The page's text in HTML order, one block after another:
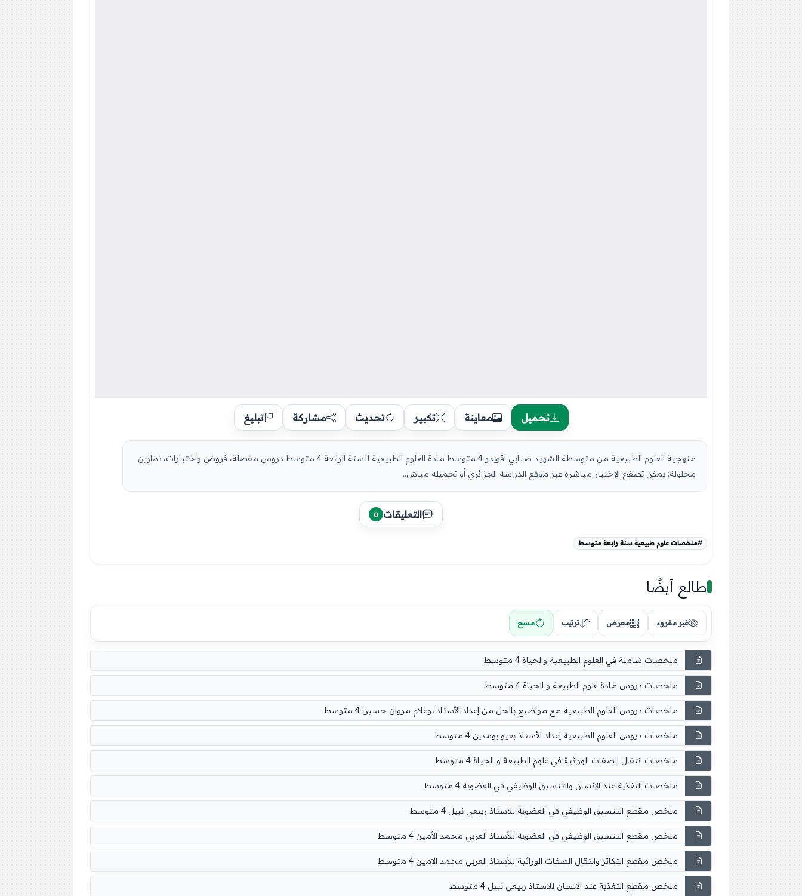
تحميل معاينة تكبير تحديث مشاركة تبليغ
منهجية العلوم الطبيعية من متوسطة الشهيد ضبابي اقويدر 4 متوسط مادة العلوم الطبيعية للسنة الرابعة 4 متوسط دروس مفصلة، فروض واختبارات، تمارين
محلولة: يمكن تصفح الإختبار مباشرة عبر موقع الدراسة الجزائري أو تحميله مباش...
التعليقات 0
#ملخصات علوم طبيعية سنة رابعة متوسط
طالع أيضًا
غير مقروء معرض ترتيب مسح
ملخصات شاملة في العلوم الطبيعية والحياة 4 متوسط
ملخصات دروس مادة علوم الطبيعة و الحياة 4 متوسط
ملخصات دروس العلوم الطبيعية مع مواضيع بالحل من إعداد الأستاذ بوعلام مروان حسين 4 متوسط
ملخصات دروس العلوم الطبيعية إعداد الأستاذ بعيو بومدين 4 متوسط
ملخصات انتقال الصفات الوراثية في علوم الطبيعة و الحياة 4 متوسط
ملخصات التغذية عند الإنسان والتنسيق الوظيفي في العضوية 4 متوسط
ملخص مقطع التنسيق الوظيفي في العضوية للاستاذ ربيعي نبيل 4 متوسط
ملخص مقطع التنسيق الوظيفي في العضوية للأستاذ العربي محمد الأمين 4 متوسط
ملخص مقطع التكاثر وانتقال الصفات الوراثية للأستاذ العربي محمد الامين 4 متوسط
ملخص مقطع التغذية عند الانسان للاستاذ ربيعي نبيل 4 متوسط